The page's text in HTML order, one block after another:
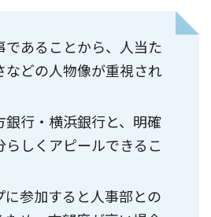
あることから、人当た
などの人物像が重視され
行・横浜銀行と、明確
しくアピールできるこ
参加すると人事部との